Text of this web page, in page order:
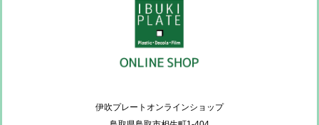
伊吹プレートオンラインショップ